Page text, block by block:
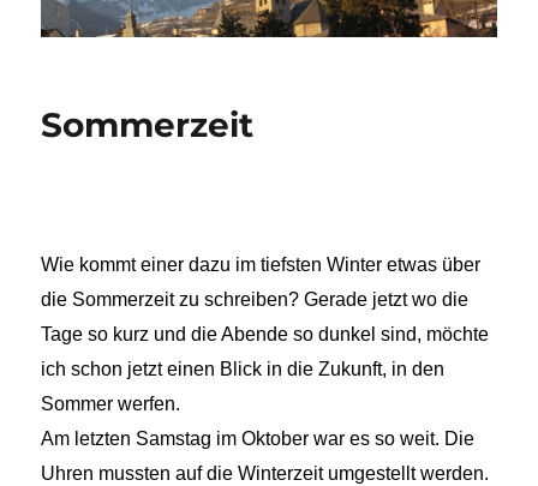
Sommerzeit
Wie kommt einer dazu im tiefsten Winter etwas über
die Sommerzeit zu schreiben? Gerade jetzt wo die
Tage so kurz und die Abende so dunkel sind, möchte
ich schon jetzt einen Blick in die Zukunft, in den
Sommer werfen.
Am letzten Samstag im Oktober war es so weit. Die
Uhren mussten auf die Winterzeit umgestellt werden.